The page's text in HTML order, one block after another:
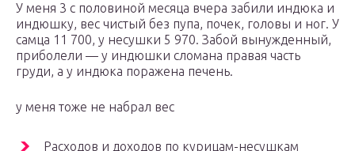
У меня 3 с половиной месяца вчера забили индюка и
индюшку, вес чистый без пупа, почек, головы и ног. У
самца 11 700, у несушки 5 970. Забой вынужденный,
приболели — у индюшки сломана правая часть
груди, а у индюка поражена печень.
у меня тоже не набрал вес
Расходов и доходов по курицам-несушкам